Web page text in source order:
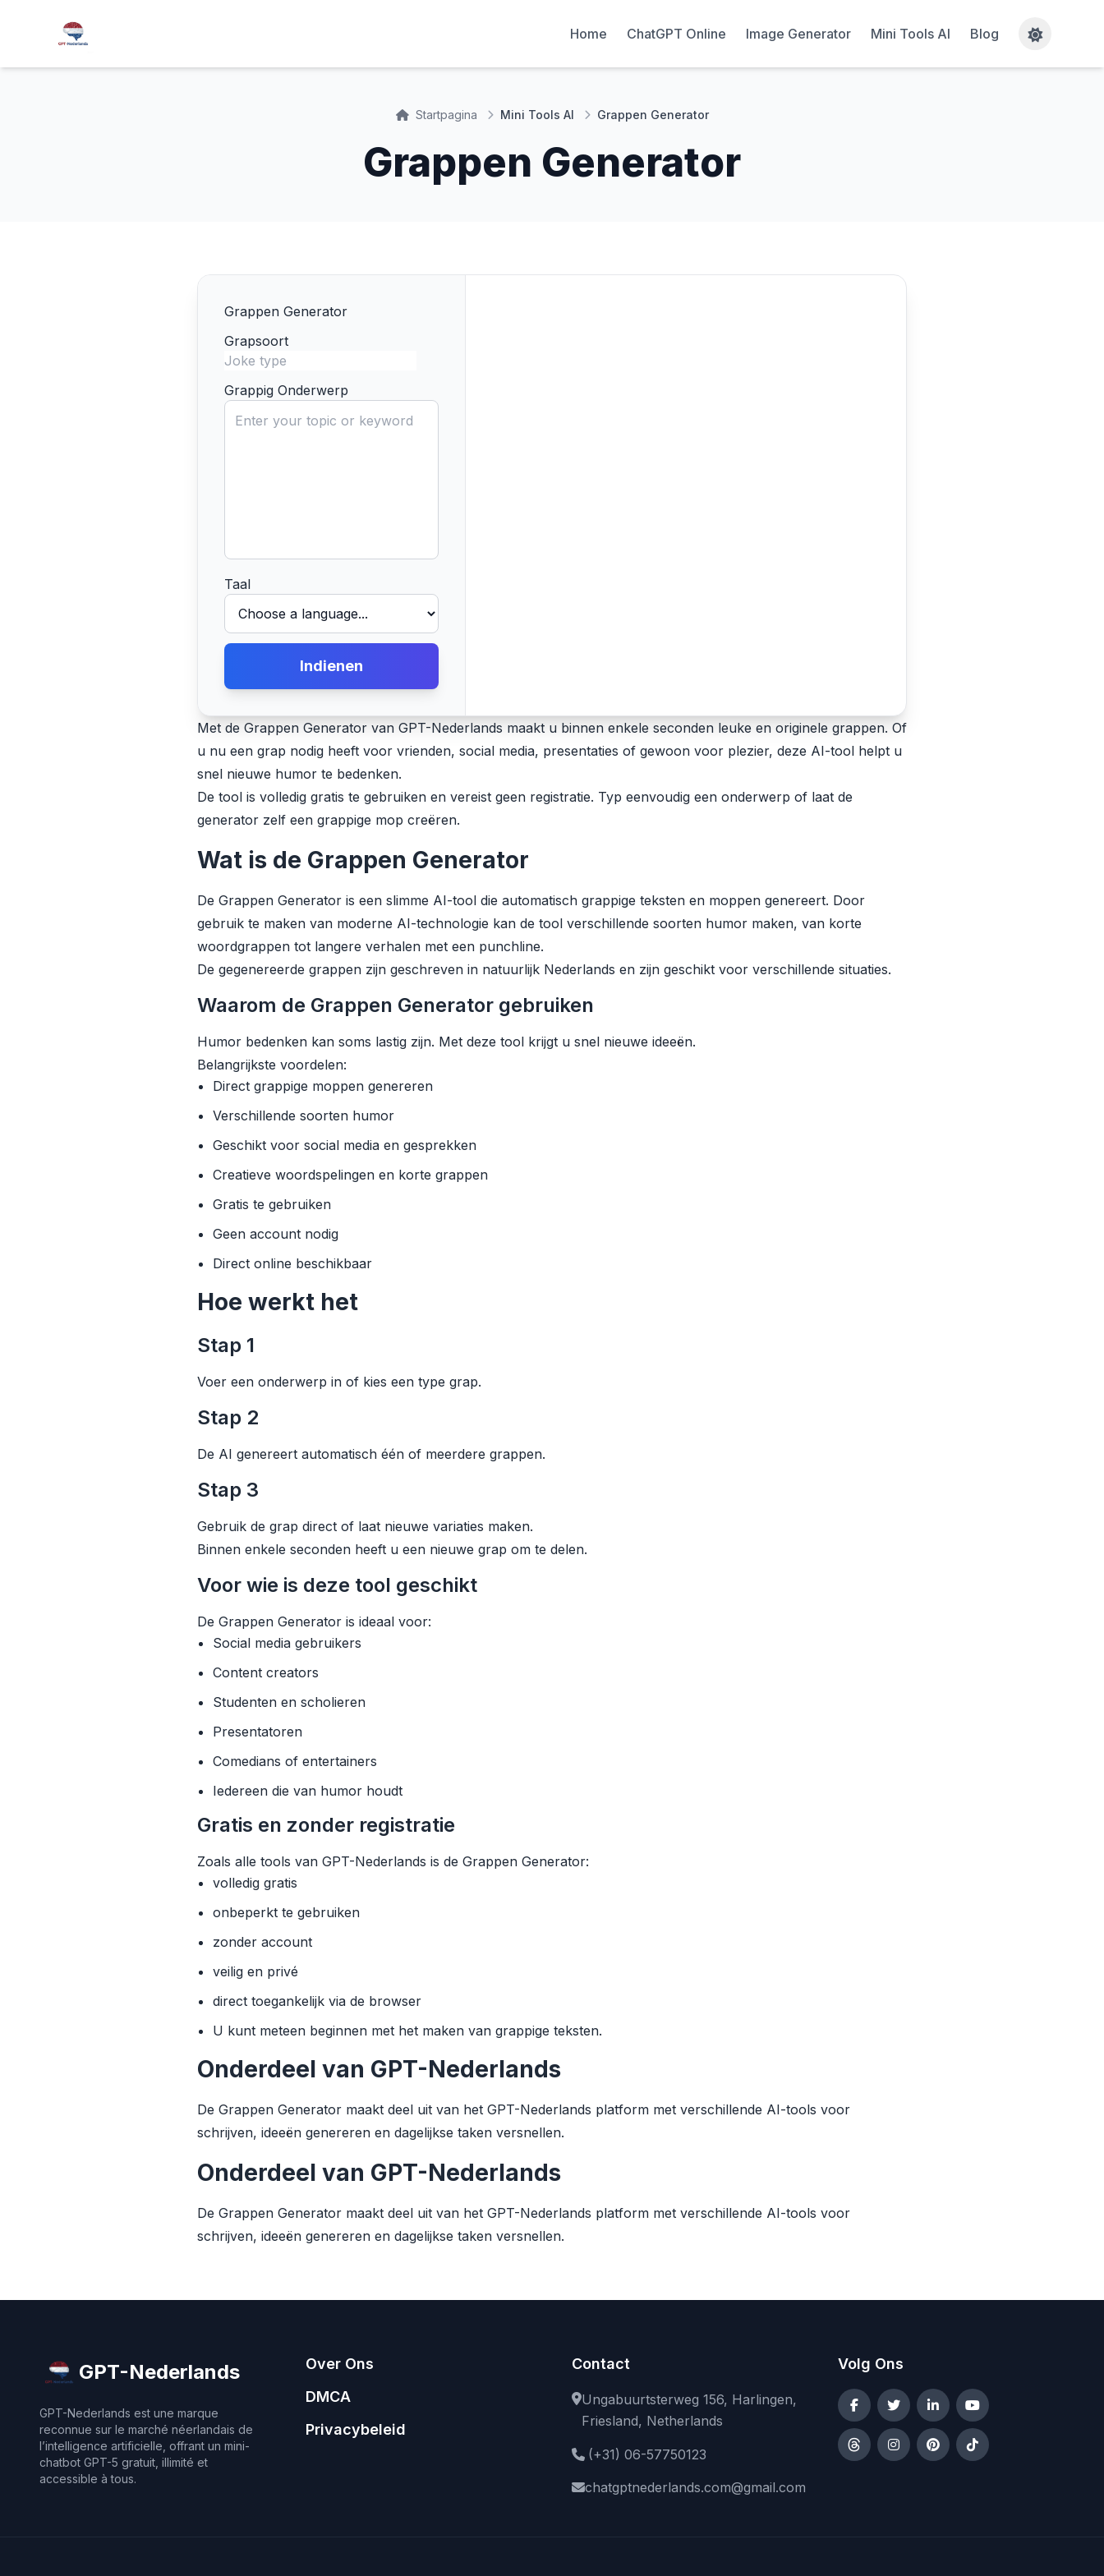
Home ChatGPT Online Image Generator Mini Tools AI Blog
Startpagina Mini Tools AI Grappen Generator
Grappen Generator
Grappen Generator
Grapsoort
Grappig Onderwerp
Taal
Indienen
Met de Grappen Generator van GPT-Nederlands maakt u binnen enkele seconden leuke en originele grappen. Of
u nu een grap nodig heeft voor vrienden, social media, presentaties of gewoon voor plezier, deze AI-tool helpt u
snel nieuwe humor te bedenken.
De tool is volledig gratis te gebruiken en vereist geen registratie. Typ eenvoudig een onderwerp of laat de
generator zelf een grappige mop creëren.
Wat is de Grappen Generator
De Grappen Generator is een slimme AI-tool die automatisch grappige teksten en moppen genereert. Door
gebruik te maken van moderne AI-technologie kan de tool verschillende soorten humor maken, van korte
woordgrappen tot langere verhalen met een punchline.
De gegenereerde grappen zijn geschreven in natuurlijk Nederlands en zijn geschikt voor verschillende situaties.
Waarom de Grappen Generator gebruiken
Humor bedenken kan soms lastig zijn. Met deze tool krijgt u snel nieuwe ideeën.
Belangrijkste voordelen:
Direct grappige moppen genereren
Verschillende soorten humor
Geschikt voor social media en gesprekken
Creatieve woordspelingen en korte grappen
Gratis te gebruiken
Geen account nodig
Direct online beschikbaar
Hoe werkt het
Stap 1
Voer een onderwerp in of kies een type grap.
Stap 2
De AI genereert automatisch één of meerdere grappen.
Stap 3
Gebruik de grap direct of laat nieuwe variaties maken.
Binnen enkele seconden heeft u een nieuwe grap om te delen.
Voor wie is deze tool geschikt
De Grappen Generator is ideaal voor:
Social media gebruikers
Content creators
Studenten en scholieren
Presentatoren
Comedians of entertainers
Iedereen die van humor houdt
Gratis en zonder registratie
Zoals alle tools van GPT-Nederlands is de Grappen Generator:
volledig gratis
onbeperkt te gebruiken
zonder account
veilig en privé
direct toegankelijk via de browser
U kunt meteen beginnen met het maken van grappige teksten.
Onderdeel van GPT-Nederlands
De Grappen Generator maakt deel uit van het GPT-Nederlands platform met verschillende AI-tools voor
schrijven, ideeën genereren en dagelijkse taken versnellen.
Onderdeel van GPT-Nederlands
De Grappen Generator maakt deel uit van het GPT-Nederlands platform met verschillende AI-tools voor
schrijven, ideeën genereren en dagelijkse taken versnellen.
GPT-Nederlands
GPT-Nederlands est une marque
reconnue sur le marché néerlandais de
l’intelligence artificielle, offrant un mini-
chatbot GPT-5 gratuit, illimité et
accessible à tous.
Over Ons
DMCA
Privacybeleid
Contact
Ungabuurtsterweg 156, Harlingen,
Friesland, Netherlands
(+31) 06-57750123
chatgptnederlands.com@gmail.com
Volg Ons